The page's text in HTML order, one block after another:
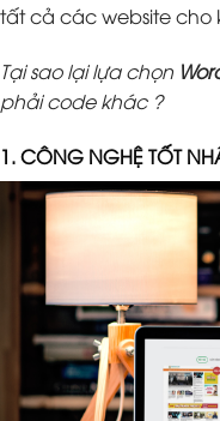
tất cả các website cho
Tại sao lại lựa chọn
phải code khác ?
1. CÔNG NGHỆ TỐT